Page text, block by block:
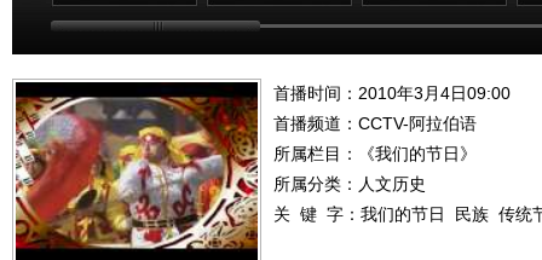
首播时间：2010年3月4日09:00
首播频道： CCTV-阿拉伯语
所属栏目：
《我们的节日》
所属分类：人文历史
关 键 字： 我们的节日 民族 传统